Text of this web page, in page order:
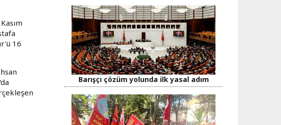
16
Barışçı çözüm yolunda ilk yasal adım